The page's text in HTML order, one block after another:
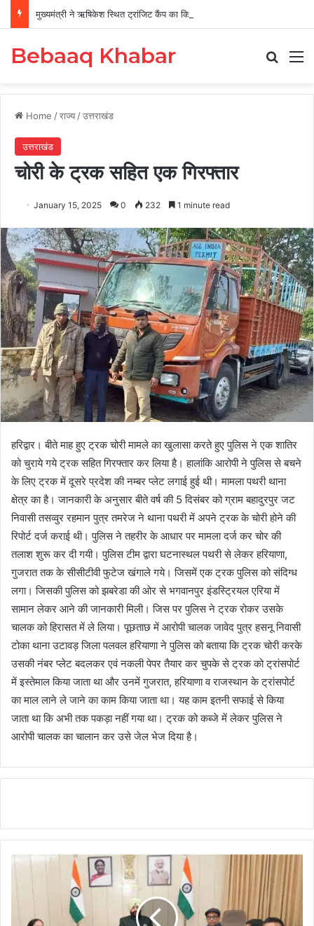
मुख्यमंत्री ने ऋषिकेश स्थित ट्रांजिट कैंप का किया औचक निरीक्षण
Bebaaq Khabar
Home /राज्य /उत्तराखंड
उत्तराखंड
चोरी के ट्रक सहित एक गिरफ्तार
January 15, 2025 0 232 1 minute read
हरिद्वार। बीते माह हुए ट्रक चोरी मामले का खुलासा करते हुए पुलिस ने एक शातिर
को चुराये गये ट्रक सहित गिरफ्तार कर लिया है। हालांकि आरोपी ने पुलिस से बचने
के लिए ट्रक में दूसरे प्रदेश की नम्बर प्लेट लगाई हुई थी। मामला पथरी थाना
क्षेत्र का है। जानकारी के अनुसार बीते वर्ष की 5 दिसंबर को ग्राम बहादुरपुर जट
निवासी तसव्वुर रहमान पुत्र तमरेज ने थाना पथरी में अपने ट्रक के चोरी होने की
रिपोर्ट दर्ज कराई थी। पुलिस ने तहरीर के आधार पर मामला दर्ज कर चोर की
तलाश शुरू कर दी गयी। पुलिस टीम द्वारा घटनास्थल पथरी से लेकर हरियाणा,
गुजरात तक के सीसीटीवी फुटेज खंगाले गये। जिसमें एक ट्रक पुलिस को संदिग्ध
लगा। जिसकी पुलिस को झबरेडा की ओर से भगवानपुर इंडस्ट्रियल एरिया में
सामान लेकर आने की जानकारी मिली। जिस पर पुलिस ने ट्रक रोकर उसके
चालक को हिरासत में ले लिया। पूछताछ में आरोपी चालक जावेद पुत्र हसनू निवासी
टोका थाना उटावड़ जिला पलवल हरियाणा ने पुलिस को बताया कि ट्रक चोरी करके
उसकी नंबर प्लेट बदलकर एवं नकली पेपर तैयार कर चुपके से ट्रक को ट्रांसपोर्ट
में इस्तेमाल किया जाता था और उनमें गुजरात, हरियाणा व राजस्थान के ट्रांसपोर्ट
का माल लाने ले जाने का काम किया जाता था। यह काम इतनी सफाई से किया
जाता था कि अभी तक पकड़ा नहीं गया था। ट्रक को कब्जे में लेकर पुलिस ने
आरोपी चालक का चालान कर उसे जेल भेज दिया है।